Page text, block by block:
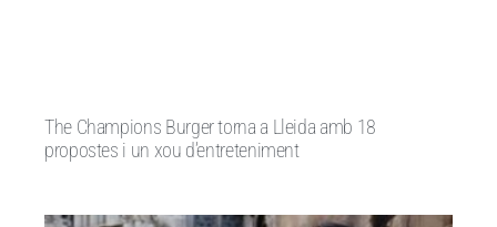
The Champions Burger torna a Lleida amb 18
propostes i un xou d’entreteniment